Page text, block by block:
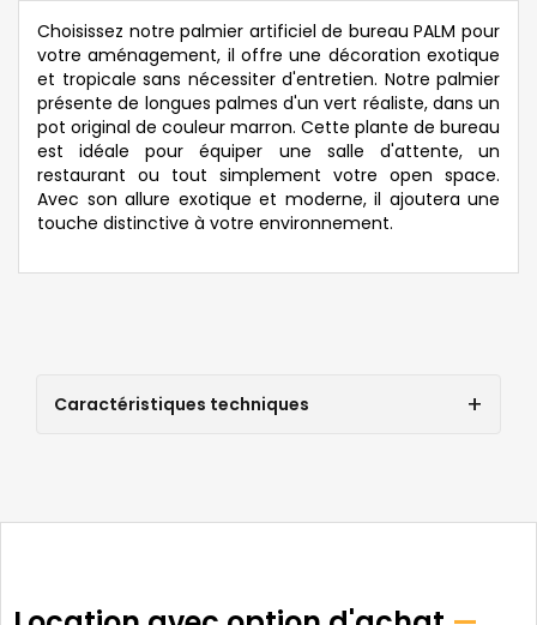
Choisissez notre palmier artificiel de bureau PALM pour
votre aménagement, il offre une décoration exotique
et tropicale sans nécessiter d'entretien. Notre palmier
présente de longues palmes d'un vert réaliste, dans un
pot original de couleur marron. Cette plante de bureau
est idéale pour équiper une salle d'attente, un
restaurant ou tout simplement votre open space.
Avec son allure exotique et moderne, il ajoutera une
touche distinctive à votre environnement.
Caractéristiques techniques